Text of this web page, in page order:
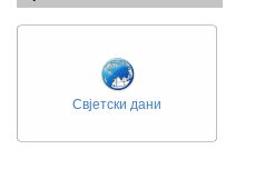
Свјетски дани